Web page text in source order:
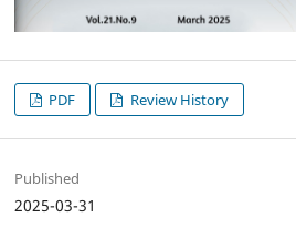
PDF Review History
Published
2025-03-31